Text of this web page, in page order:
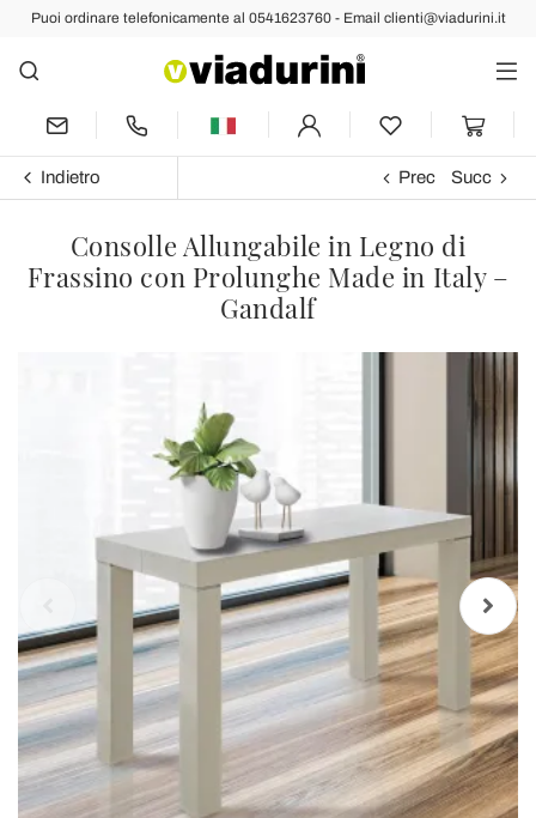
Puoi ordinare telefonicamente al 0541623760 - Email clienti@viadurini.it
Indietro Prec Succ
Consolle Allungabile in Legno di
Frassino con Prolunghe Made in Italy –
Gandalf